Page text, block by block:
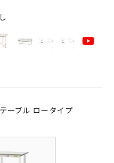
ーブル ロータイプ